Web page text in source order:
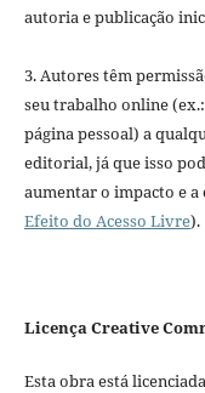
autoria e publicação
3. Autores têm
seu trabalho online
página pessoal) a
editorial, já que isso
aumentar o impacto e
Efeito do Acesso Livre).
Licença Creative
Esta obra está